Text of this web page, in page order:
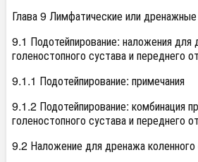
Глава 9 Лимфатические или
9.1 Подотейпирование: наложения для
голеностопного сустава и переднего
9.1.1 Подотейпирование: примечания
9.1.2 Подотейпирование: комбинация
голеностопного сустава и переднего
9.2 Наложение для дренажа коленного